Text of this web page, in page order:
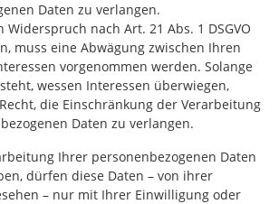
Daten zu verlangen.
Widerspruch nach Art. 21 Abs. 1 DSGVO
muss eine Abwägung zwischen Ihren
vorgenommen werden. Solange
wessen Interessen überwiegen,
die Einschränkung der Verarbeitung
Daten zu verlangen.
Ihrer personenbezogenen Daten
dürfen diese Daten – von ihrer
– nur mit Ihrer Einwilligung oder